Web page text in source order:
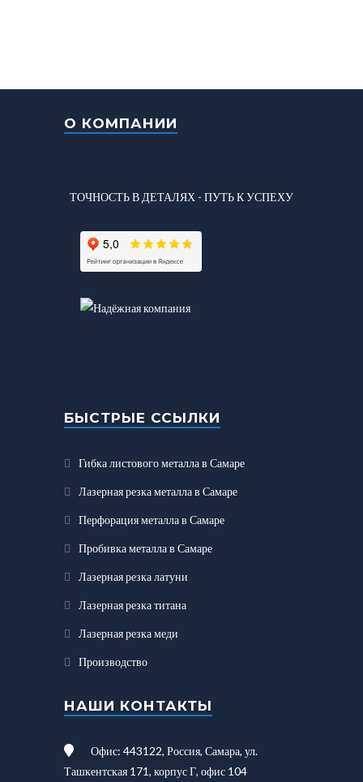
О КОМПАНИИ
ТОЧНОСТЬ В ДЕТАЛЯХ - ПУТЬ К УСПЕХУ
БЫСТРЫЕ ССЫЛКИ
Гибка листового металла в Самаре
Лазерная резка металла в Самаре
Перфорация металла в Самаре
Пробивка металла в Самаре
Лазерная резка латуни
Лазерная резка титана
Лазерная резка меди
Производство
НАШИ КОНТАКТЫ
Офис: 443122, Россия, Самара, ул.
Ташкентская 171, корпус Г, офис 104